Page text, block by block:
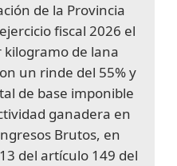
de la Provincia
fiscal 2026 el
de lana
un rinde del 55% y
de base imponible
ganadera en
Brutos, en
del artículo 149 del